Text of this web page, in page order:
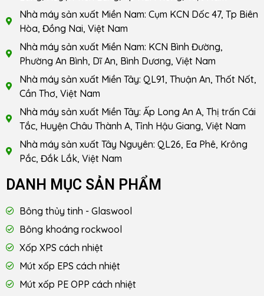
Nhà máy sản xuất Miền Nam: Cụm KCN Dốc 47, Tp Biên
Hòa, Đồng Nai, Việt Nam
Nhà máy sản xuất Miền Nam: KCN Bình Đường,
Phường An Bình, Dĩ An, Bình Dương, Việt Nam
Nhà máy sản xuất Miền Tây: QL91, Thuận An, Thốt Nốt,
Cần Thơ, Việt Nam
Nhà máy sản xuất Miền Tây: Ấp Long An A, Thị trấn Cái
Tắc, Huyện Châu Thành A, Tỉnh Hậu Giang, Việt Nam
Nhà máy sản xuất Tây Nguyên: QL26, Ea Phê, Krông
Pắc, Đắk Lắk, Việt Nam
DANH MỤC SẢN PHẨM
Bông thủy tinh - Glaswool
Bông khoáng rockwool
Xốp XPS cách nhiệt
Mút xốp EPS cách nhiệt
Mút xốp PE OPP cách nhiệt